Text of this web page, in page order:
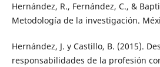
Hernández, R., Fernández, C., &
Metodología de la investigación.
Hernández, J. y Castillo, B. (2015).
responsabilidades de la profesión